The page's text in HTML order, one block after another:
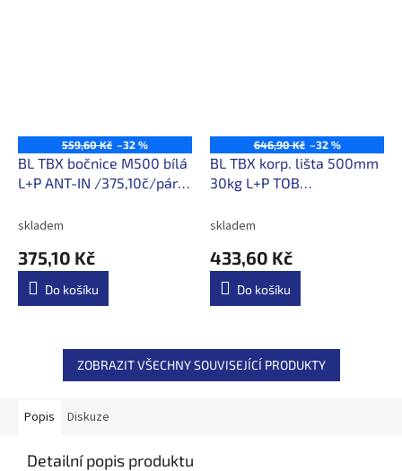
559,60 Kč –32 %
BL TBX bočnice M500 bílá
L+P ANT-IN /375,10č/pár s
skladem
375,10 Kč
Do košíku
646,90 Kč –32 %
BL TBX korp. lišta 500mm
30kg L+P TOB
skladem
433,60 Kč
Do košíku
ZOBRAZIT VŠECHNY SOUVISEJÍCÍ PRODUKTY
Popis Diskuze
Detailní popis produktu